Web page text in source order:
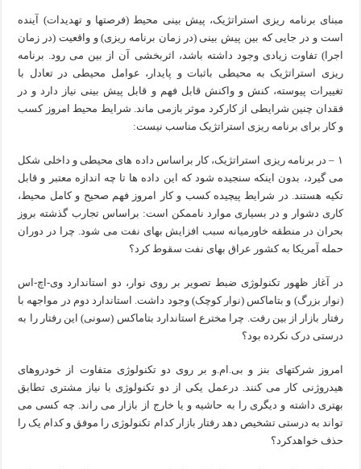
مبنای برنامه ریزی استراتژیک، پیش بینی محیط (فرصتها و تهدیدات) آینده
است و در جایی که بین پیش بینی (در زمان برنامه ریزی) و واقعیت (در زمان
اجرا) تفاوت زیادی وجود داشته باشد، اثربخشی آن از بین می رود. برنامه
ریزی استراتژیک به محیطی باثبات و پایدار، عوامل محیطی در تعادل با
تغییرات پیوسته، کنش و واکنش قابل فهم و قابل پیش بینی نیاز دارد و در
فقدان چنین شرایطی از کارکرد موثر بازمی ماند. شرایط محیط امروز کسب
و کار برای برنامه ریزی استراتژیک مناسب نیست:
۱ – در برنامه ریزی استراتژیک، کار براساس داده های محیطی و داخلی شکل
می گیرد، بدون اینکه سنجیده شود که این داده ها تا چه اندازه معتبر و قابل
تکیه هستند. در شرایط پیچیده کسب و کار امروز فهم صحیح و کامل محیط،
کاری دشوار و در بسیاری موارد ناممکن است: براساس تجارب گذشته بروز
بحران در منطقه خاورمیانه سبب افزایش بهای نفت می شود. چرا در دوران
حمله آمریکا به کشور عراق بهای نفت سقوط کرد؟
در آغاز ظهور تکنولوژی ضبط تصویر بر روی نوار، دو استاندارد وی-اچ-اس
(نوار بزرگ) و بتاماکس (نوار کوچک) وجود داشت. استاندارد دوم در مواجهه با
رفتار بازار از بین رفت. چرا مخترع استاندارد بتاماکس (سونی) این رفتار را به
درستی درک نکرده بود؟
امروز شرکتهای بنز و بی.ام.و بر روی دو تکنولوژی متفاوت از خودروهای
هیدروژنی کار می کنند. درعمل یکی از دو تکنولوژی با نیاز مشتری تطابق
بهتری داشته و دیگری را به حاشیه و یا خارج از بازار می راند. چه کسی می
تواند به درستی تشخیص دهد رفتار بازار کدام تکنولوژی را موفق و کدام یک را
حذف خواهدکرد؟